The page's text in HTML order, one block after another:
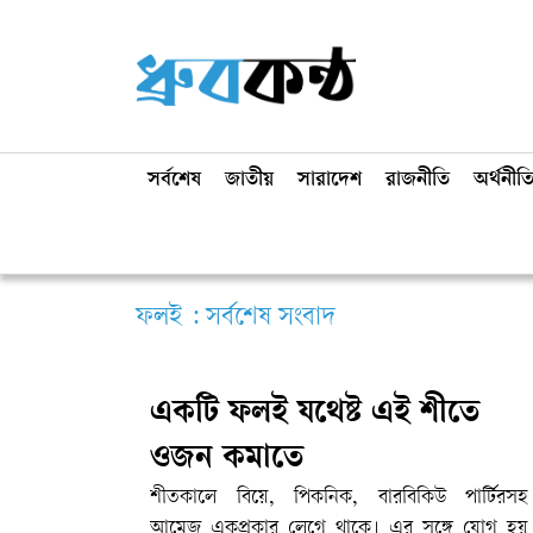
সর্বশেষ জাতীয় সারাদেশ রাজনীতি অর্থনীতি
ফলই : সর্বশেষ সংবাদ
একটি ফলই যথেষ্ট এই শীতে
ওজন কমাতে
শীতকালে বিয়ে, পিকনিক, বারবিকিউ পার্টিরসহ